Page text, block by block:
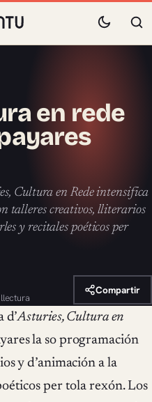
en rede
Cultura en Rede intensifica
talleres creativos, lliterarios
y recitales poéticos per
Compartir
d’Asturies, Cultura en
la so programación
y d’animación a la
per tola rexón. Los